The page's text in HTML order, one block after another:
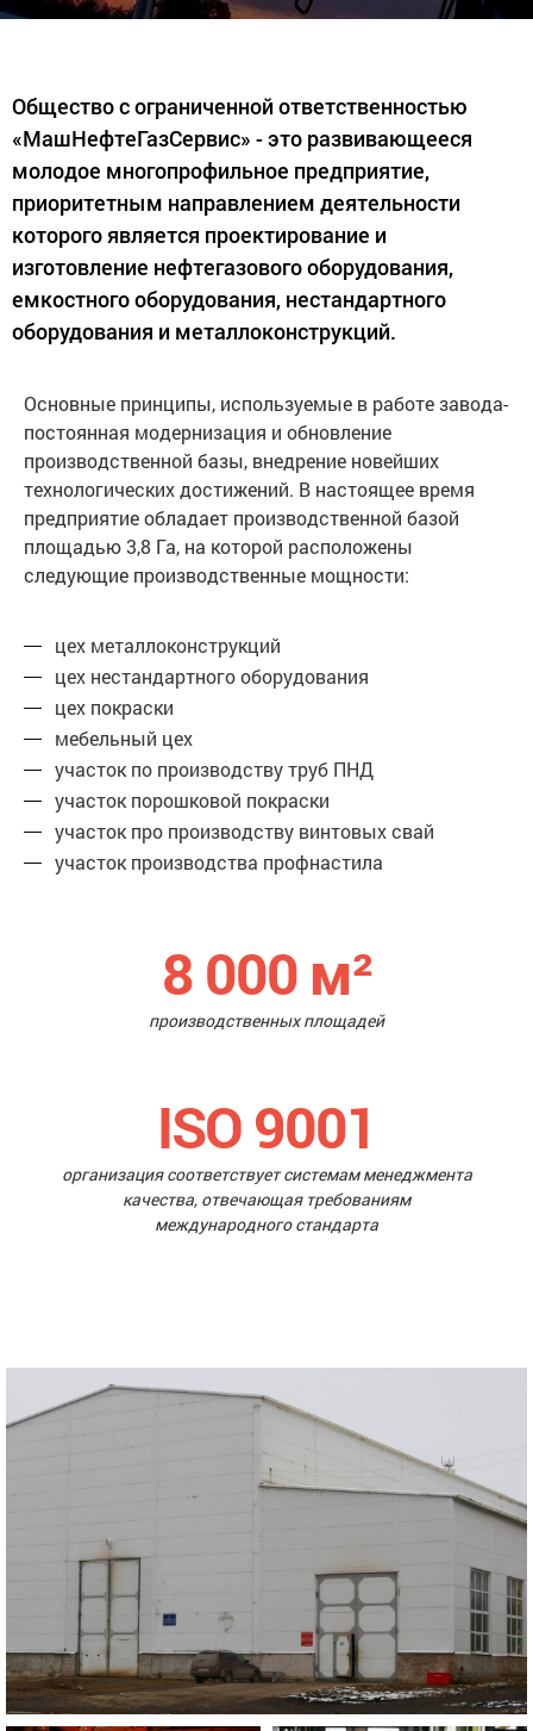
Общество с ограниченной ответственностью
«МашНефтеГазСервис» - это развивающееся
молодое многопрофильное предприятие,
приоритетным направлением деятельности
которого является проектирование и
изготовление нефтегазового оборудования,
емкостного оборудования, нестандартного
оборудования и металлоконструкций.
Основные принципы, используемые в работе завода-
постоянная модернизация и обновление
производственной базы, внедрение новейших
технологических достижений. В настоящее время
предприятие обладает производственной базой
площадью 3,8 Га, на которой расположены
следующие производственные мощности:
цех металлоконструкций
цех нестандартного оборудования
цех покраски
мебельный цех
участок по производству труб ПНД
участок порошковой покраски
участок про производству винтовых свай
участок производства профнастила
8 000 м²
производственных площадей
ISO 9001
организация соответствует системам менеджмента
качества, отвечающая требованиям
международного стандарта